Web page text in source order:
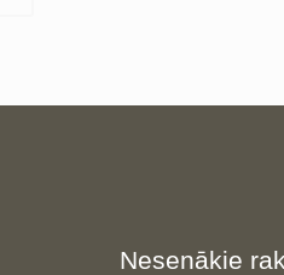
Nesenākie